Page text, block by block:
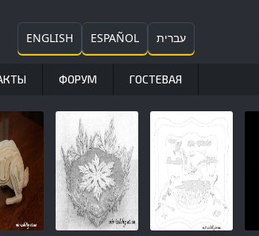
ENGLISH ESPAÑOL עברית
ФОРУМ ГОСТЕВАЯ